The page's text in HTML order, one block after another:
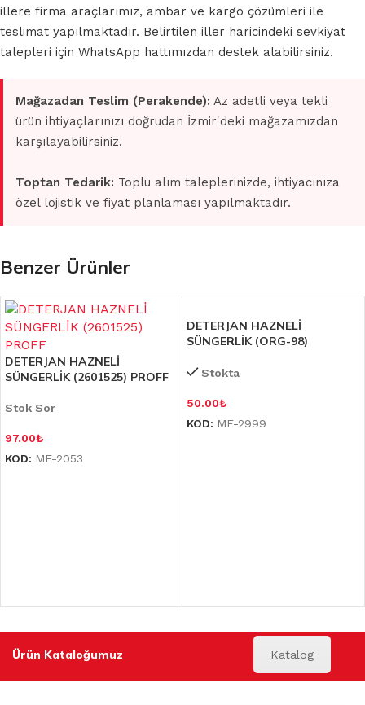
illere firma araçlarımız, ambar ve kargo çözümleri ile
teslimat yapılmaktadır. Belirtilen iller haricindeki sevkiyat
talepleri için WhatsApp hattımızdan destek alabilirsiniz.
Mağazadan Teslim (Perakende): Az adetli veya tekli
ürün ihtiyaçlarınızı doğrudan İzmir'deki mağazamızdan
karşılayabilirsiniz.
Toptan Tedarik: Toplu alım taleplerinizde, ihtiyacınıza
özel lojistik ve fiyat planlaması yapılmaktadır.
Benzer Ürünler
DETERJAN HAZNELİ
SÜNGERLİK (2601525) PROFF
Stok Sor
97.00₺
KOD: ME-2053
DETERJAN HAZNELİ
SÜNGERLİK (ORG-98)
Stokta
50.00₺
KOD: ME-2999
Ürün Kataloğumuz Katalog